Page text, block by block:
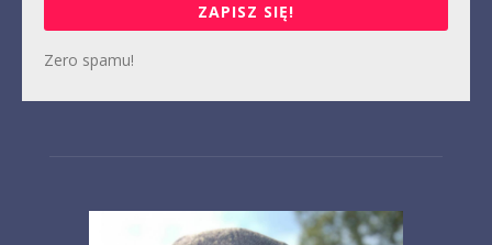
ZAPISZ SIĘ!
Zero spamu!